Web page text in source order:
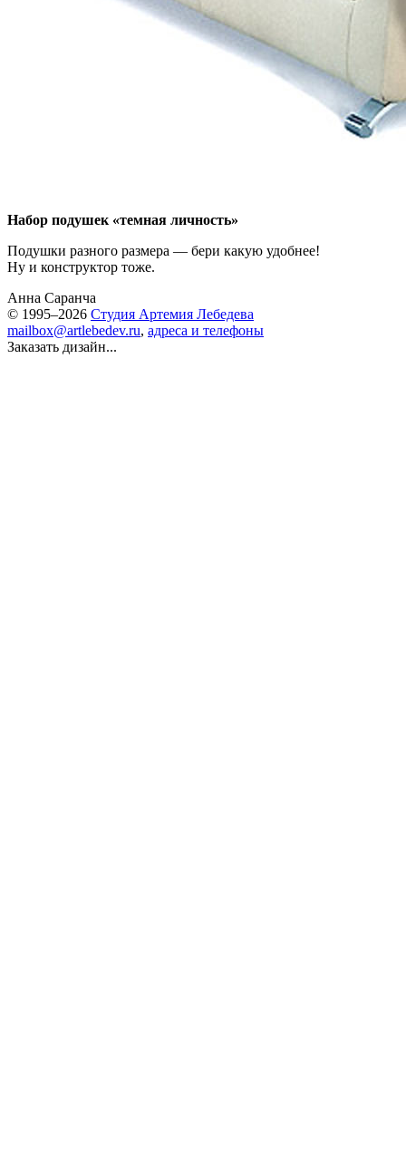
Набор подушек «темная личность»
Подушки разного размера — бери какую удобнее!
Ну и конструктор тоже.
Анна Саранча
© 1995–2026 Студия Артемия Лебедева
mailbox@artlebedev.ru, адреса и телефоны
Заказать дизайн...